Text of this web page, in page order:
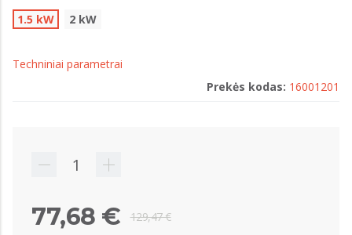
1.5 kW 2 kW
Techniniai parametrai
Prekės kodas: 16001201
129,47 €
77,68 €